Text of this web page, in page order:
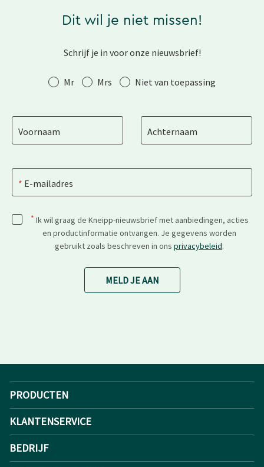
Dit wil je niet missen!
Schrijf je in voor onze nieuwsbrief!
Aanhef Mr Mrs Niet van toepassing
Voornaam Achternaam
E-mailadres
* Ik wil graag de Kneipp-nieuwsbrief met aanbiedingen, acties
en productinformatie ontvangen. Je gegevens worden
gebruikt zoals beschreven in ons privacybeleid.
MELD JE AAN
PRODUCTEN
KLANTENSERVICE
BEDRIJF